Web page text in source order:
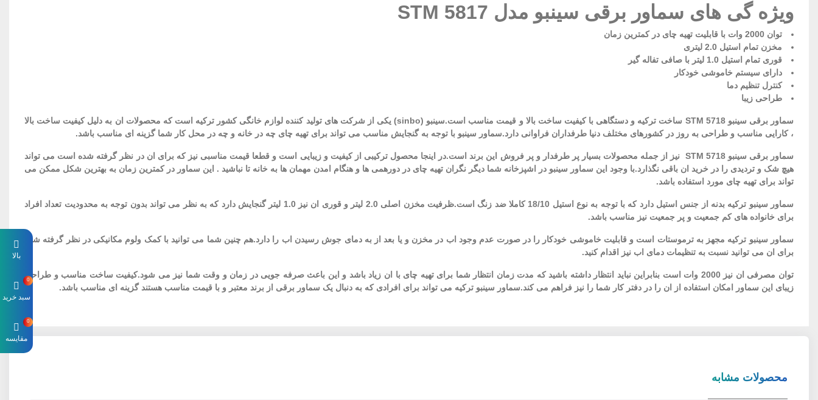
ویژه گی های سماور برقی سینبو مدل STM 5817
توان 2000 وات با قابلیت تهیه چای در کمترین زمان
مخزن تمام استیل 2.0 لیتری
قوری تمام استیل 1.0 لیتر با صافی تفاله گیر
دارای سیستم خاموشی خودکار
کنترل تنظیم دما
طراحی زیبا
سماور برقی سینبو STM 5718 ساخت ترکیه و دستگاهی با کیفیت ساخت بالا و قیمت مناسب است.سینبو (sinbo) یکی از شرکت های تولید کننده لوازم خانگی کشور ترکیه است که محصولات ان به دلیل کیفیت ساخت بالا
، کارایی مناسب و طراحی به روز در کشورهای مختلف دنیا طرفداران فراوانی دارد.سماور سینبو با توجه به گنجایش مناسب می تواند برای تهیه چای چه در خانه و چه در محل کار شما گزینه ای مناسب باشد.
سماور برقی سینبو STM 5718 نیز از جمله محصولات بسیار پر طرفدار و پر فروش این برند است.در اینجا محصول ترکیبی از کیفیت و زیبایی است و قطعا قیمت مناسبی نیز که برای ان در نظر گرفته شده است می تواند
هیچ شک و تردیدی را در خرید ان باقی نگذارد.با وجود این سماور سینبو در اشپزخانه شما دیگر نگران تهیه چای در دورهمی ها و هنگام امدن مهمان ها به خانه تا نباشید . این سماور در کمترین زمان به بهترین شکل ممکن می
تواند برای تهیه چای مورد استفاده باشد.
سماور سینبو ترکیه بدنه از جنس استیل دارد که با توجه به نوع استیل 18/10 کاملا ضد زنگ است.ظرفیت مخزن اصلی 2.0 لیتر و قوری ان نیز 1.0 لیتر گنجایش دارد که به نظر می تواند بدون توجه به محدودیت تعداد افراد
برای خانواده های کم جمعیت و پر جمعیت نیز مناسب باشد.
سماور سینبو ترکیه مجهز به ترموستات است و قابلیت خاموشی خودکار را در صورت عدم وجود اب در مخزن و یا بعد از به دمای جوش رسیدن اب را دارد.هم چنین شما می توانید با کمک ولوم مکانیکی در نظر گرفته شده
برای ان می توانید نسبت به تنظیمات دمای اب نیز اقدام کنید.
توان مصرفی ان نیز 2000 وات است بنابراین نباید انتظار داشته باشید که مدت زمان انتظار شما برای تهیه چای با ان زیاد باشد و این باعث صرفه جویی در زمان و وقت شما نیز می شود.کیفیت ساخت مناسب و طراحی
زیبای این سماور امکان استفاده از ان را در دفتر کار شما را نیز فراهم می کند.سماور سینبو ترکیه می تواند برای افرادی که به دنبال یک سماور برقی از برند معتبر و با قیمت مناسب هستند گزینه ای مناسب باشد.
محصولات مشابه
بالا
سبد خرید
0
مقایسه
0